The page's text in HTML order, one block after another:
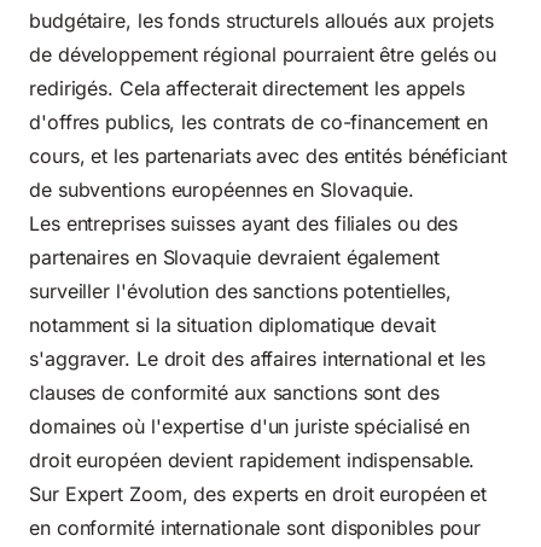
budgétaire, les fonds structurels alloués aux projets
de développement régional pourraient être gelés ou
redirigés. Cela affecterait directement les appels
d'offres publics, les contrats de co-financement en
cours, et les partenariats avec des entités bénéficiant
de subventions européennes en Slovaquie.
Les entreprises suisses ayant des filiales ou des
partenaires en Slovaquie devraient également
surveiller l'évolution des sanctions potentielles,
notamment si la situation diplomatique devait
s'aggraver. Le droit des affaires international et les
clauses de conformité aux sanctions sont des
domaines où l'expertise d'un juriste spécialisé en
droit européen devient rapidement indispensable.
Sur Expert Zoom, des experts en droit européen et
en conformité internationale sont disponibles pour